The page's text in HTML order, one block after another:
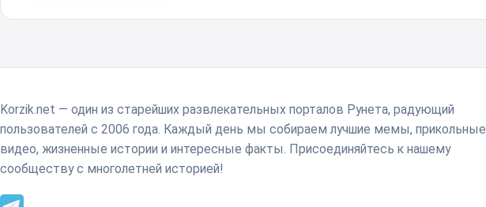
Korzik.net — один из старейших развлекательных порталов Рунета, радующий
пользователей с 2006 года. Каждый день мы собираем лучшие мемы, прикольные
видео, жизненные истории и интересные факты. Присоединяйтесь к нашему
сообществу с многолетней историей!